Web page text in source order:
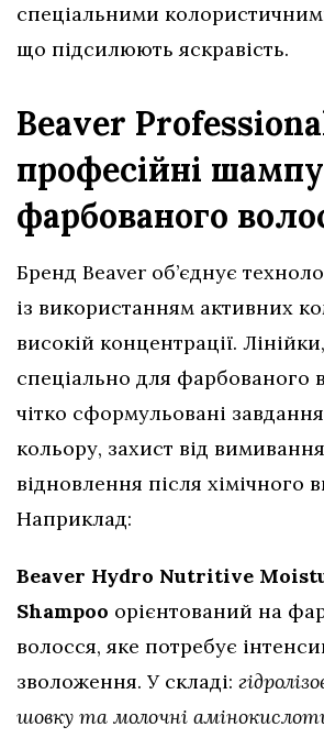
спеціальними
що підсилюють яскравість.
Beaver
професійні
фарбованого
Бренд Beaver об’єднує
із використанням активних
високій концентрації.
спеціально для фарбованого
чітко сформульовані
кольору, захист від
відновлення після хімічного
Наприклад:
Beaver Hydro Nutritive
Shampoo орієнтований на
волосся, яке потребує
зволоження. У складі:
шовку та молочні